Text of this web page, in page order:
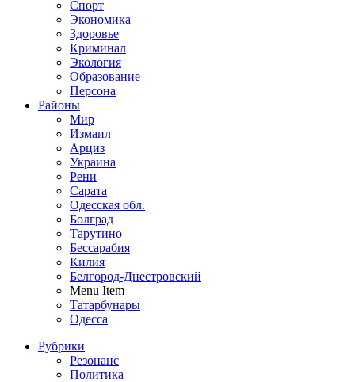
Спорт
Экономика
Здоровье
Криминал
Экология
Образование
Персона
Районы
Мир
Измаил
Арциз
Украина
Рени
Сарата
Одесская обл.
Болград
Тарутино
Бессарабия
Килия
Белгород-Днестровский
Menu Item
Татарбунары
Одесса
Рубрики
Резонанс
Политика